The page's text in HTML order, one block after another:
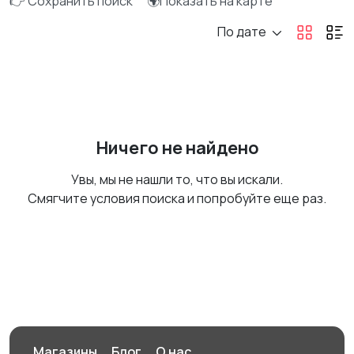
По дате
Ничего не найдено
Увы, мы не нашли то, что вы искали.
Смягчите условия поиска и попробуйте еще раз.